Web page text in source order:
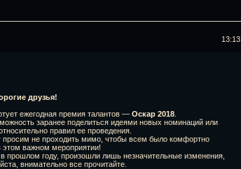
13:13
друзья!
ежегодная премия талантов — Оскар 2018
заранее поделиться идеями новых номинаций или
правил ее проведения.
не проходить мимо, чтобы всем было комфортно
этом важном мероприятии!
прошлом году, произошли лишь незначительные изменения,
внимательно все прочитайте.